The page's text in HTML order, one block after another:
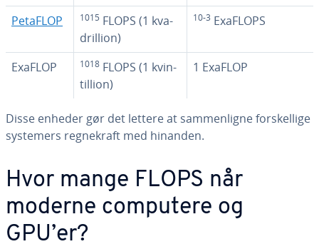
PetaFLOP 1015 FLOPS (1 kva­
dril­li­on)
10-3 ExaFLOPS
ExaFLOP 1018 FLOPS (1 kvin­
til­li­on)
1 ExaFLOP
Disse enheder gør det lettere at sam­men­lig­ne for­skel­li­ge
systemers reg­ne­kraft med hinanden.
Hvor mange FLOPS når
moderne computere og
GPU’er?